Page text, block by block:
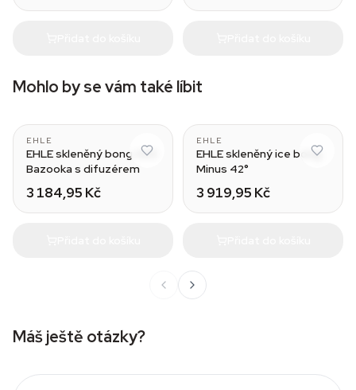
Mohlo by se vám také líbit
EHLE
EHLE skleněný bong 420
Bazooka s difuzérem
3 184,95 Kč
EHLE
EHLE skleněný ice bong
Minus 42°
3 919,95 Kč
Máš ještě otázky?